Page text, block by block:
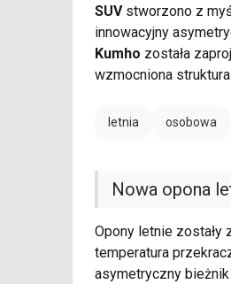
SUVstworzono z
innowacyjny
Kumho została
wzmocniona
letnia osobowa
Nowa opona
Opony letnie zostały
temperatura
asymetryczny